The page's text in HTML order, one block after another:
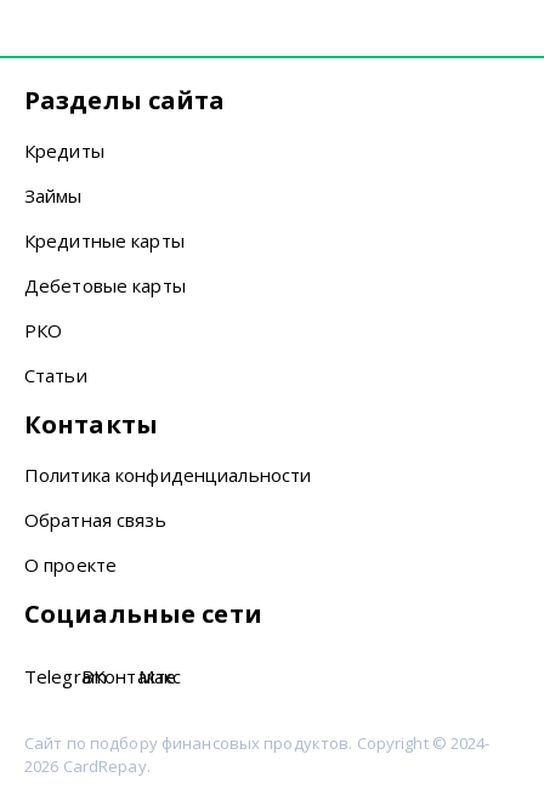
Разделы сайта
Кредиты
Займы
Кредитные карты
Дебетовые карты
РКО
Статьи
Контакты
Политика конфиденциальности
Обратная связь
О проекте
Социальные сети
TelegramВКонтакте
Макс
Сайт по подбору финансовых продуктов. Copyright © 2024-
2026 CardRepay.